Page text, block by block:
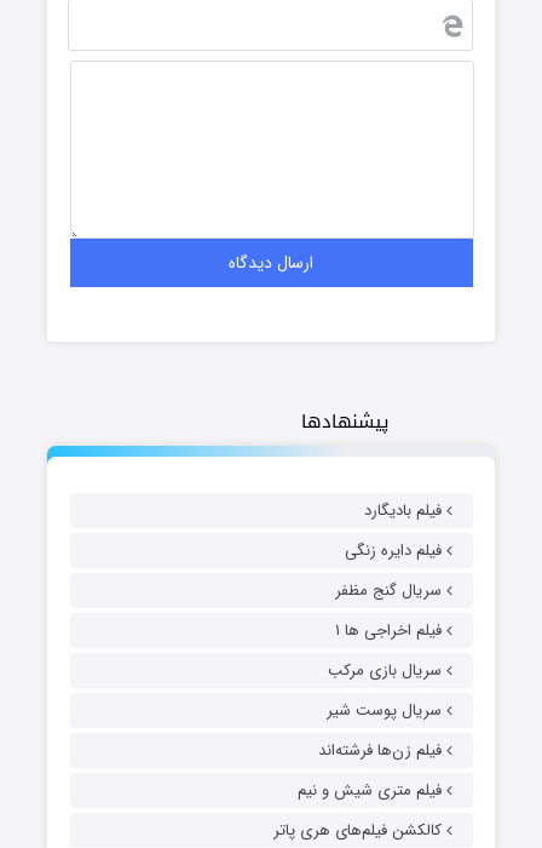
پیشنهادها
فیلم بادیگارد
فیلم دایره زنگی
سریال گنج مظفر
فیلم اخراجی ها ۱
سریال بازی مرکب
سریال پوست شیر
فیلم زن‌ها فرشته‌اند
فیلم متری شیش و نیم
کالکشن فیلم‌های هری پاتر